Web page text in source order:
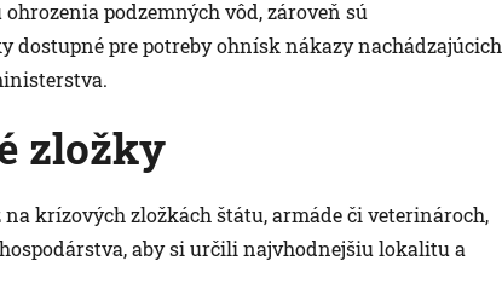
podzemných vôd, zároveň sú
pre potreby ohnísk nákazy nachádzajúcich
zložky
krízových zložkách štátu, armáde či veterinároch,
aby si určili najvhodnejšiu lokalitu a